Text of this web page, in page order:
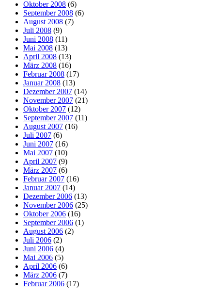
Oktober 2008 (6)
September 2008 (6)
August 2008 (7)
Juli 2008 (9)
Juni 2008 (11)
Mai 2008 (13)
April 2008 (13)
März 2008 (16)
Februar 2008 (17)
Januar 2008 (13)
Dezember 2007 (14)
November 2007 (21)
Oktober 2007 (12)
September 2007 (11)
August 2007 (16)
Juli 2007 (6)
Juni 2007 (16)
Mai 2007 (10)
April 2007 (9)
März 2007 (6)
Februar 2007 (16)
Januar 2007 (14)
Dezember 2006 (13)
November 2006 (25)
Oktober 2006 (16)
September 2006 (1)
August 2006 (2)
Juli 2006 (2)
Juni 2006 (4)
Mai 2006 (5)
April 2006 (6)
März 2006 (7)
Februar 2006 (17)